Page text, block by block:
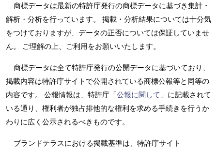
商標データは最新の特許庁発行の商標データに基づき集計・
解析・分析を行っています。 掲載・分析結果については十分気
をつけておりますが、データの正否については保証していませ
ん。 ご理解の上、ご利用をお願いいたします。
商標データは全て特許庁発行の公開データに基づいており、
掲載内容は特許庁サイトで公開されている商標公報等と同等の
内容です。 公報情報は、特許庁「公報に関して 」に記載されて
いる通り、権利者が独占排他的な権利を求める手続きを行うか
わりに広く公示されるべきものです。
ブランドテラスにおける掲載基準は、特許庁サイト